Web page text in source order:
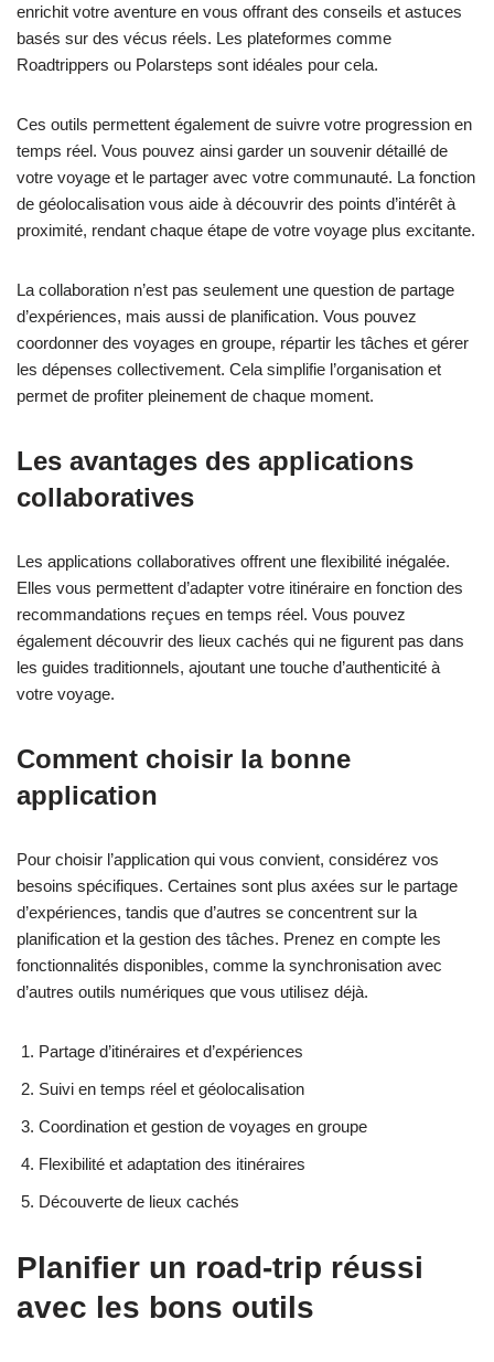
enrichit votre aventure en vous offrant des conseils et astuces
basés sur des vécus réels. Les plateformes comme
Roadtrippers ou Polarsteps sont idéales pour cela.
Ces outils permettent également de suivre votre progression en
temps réel. Vous pouvez ainsi garder un souvenir détaillé de
votre voyage et le partager avec votre communauté. La fonction
de géolocalisation vous aide à découvrir des points d’intérêt à
proximité, rendant chaque étape de votre voyage plus excitante.
La collaboration n’est pas seulement une question de partage
d’expériences, mais aussi de planification. Vous pouvez
coordonner des voyages en groupe, répartir les tâches et gérer
les dépenses collectivement. Cela simplifie l’organisation et
permet de profiter pleinement de chaque moment.
Les avantages des applications
collaboratives
Les applications collaboratives offrent une flexibilité inégalée.
Elles vous permettent d’adapter votre itinéraire en fonction des
recommandations reçues en temps réel. Vous pouvez
également découvrir des lieux cachés qui ne figurent pas dans
les guides traditionnels, ajoutant une touche d’authenticité à
votre voyage.
Comment choisir la bonne
application
Pour choisir l’application qui vous convient, considérez vos
besoins spécifiques. Certaines sont plus axées sur le partage
d’expériences, tandis que d’autres se concentrent sur la
planification et la gestion des tâches. Prenez en compte les
fonctionnalités disponibles, comme la synchronisation avec
d’autres outils numériques que vous utilisez déjà.
Partage d’itinéraires et d’expériences
Suivi en temps réel et géolocalisation
Coordination et gestion de voyages en groupe
Flexibilité et adaptation des itinéraires
Découverte de lieux cachés
Planifier un road-trip réussi
avec les bons outils